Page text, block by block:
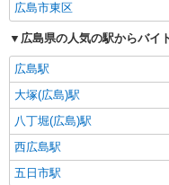
広島市東区
広島県の人気の駅からバイ
広島駅
大塚(広島)駅
八丁堀(広島)駅
西広島駅
五日市駅